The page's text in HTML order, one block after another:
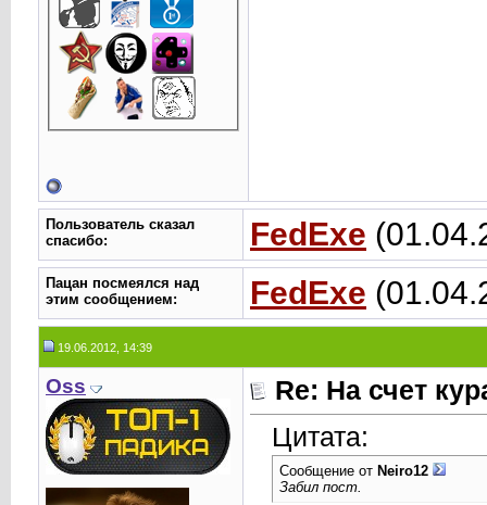
Пользователь сказал
cпасибо:
FedExe
Пацан посмеялся над
этим сообщением:
FedExe
19.06.2012, 14:39
Oss
Re: На счет
Цитата:
Сообщение от Neiro12
Забил пост.